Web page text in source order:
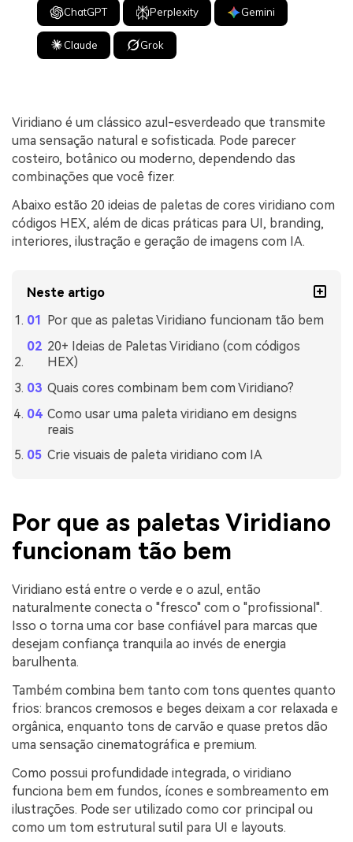
ChatGPT Perplexity Gemini
Claude Grok
Viridiano é um clássico azul-esverdeado que transmite
uma sensação natural e sofisticada. Pode parecer
costeiro, botânico ou moderno, dependendo das
combinações que você fizer.
Abaixo estão 20 ideias de paletas de cores viridiano com
códigos HEX, além de dicas práticas para UI, branding,
interiores, ilustração e geração de imagens com IA.
Neste artigo
Por que as paletas Viridiano funcionam tão bem
20+ Ideias de Paletas Viridiano (com códigos
HEX)
Quais cores combinam bem com Viridiano?
Como usar uma paleta viridiano em designs
reais
Crie visuais de paleta viridiano com IA
Por que as paletas Viridiano
funcionam tão bem
Viridiano está entre o verde e o azul, então
naturalmente conecta o "fresco" com o "profissional".
Isso o torna uma cor base confiável para marcas que
desejam confiança tranquila ao invés de energia
barulhenta.
Também combina bem tanto com tons quentes quanto
frios: brancos cremosos e beges deixam a cor relaxada e
orgânica, enquanto tons de carvão e quase pretos dão
uma sensação cinematográfica e premium.
Como possui profundidade integrada, o viridiano
funciona bem em fundos, ícones e sombreamento em
ilustrações. Pode ser utilizado como cor principal ou
como um tom estrutural sutil para UI e layouts.